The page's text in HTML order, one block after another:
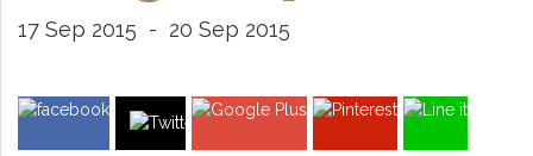
17 Sep 2015 - 20 Sep 2015